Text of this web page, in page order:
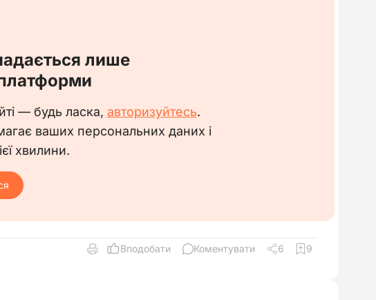
__.__.20__ № __.
лише
— будь ласка, авторизуйтесь.
ваших персональних даних і
хвилини.
Вподобати Коментувати 6 9